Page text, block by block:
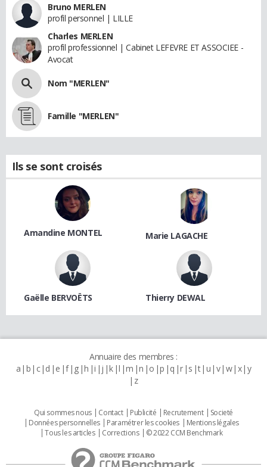
Bruno MERLEN
profil personnel | LILLE
Charles MERLEN
profil professionnel | Cabinet LEFEVRE ET ASSOCIEE -
Avocat
Nom "MERLEN"
Famille "MERLEN"
Ils se sont croisés
Amandine MONTEL Marie LAGACHE
Gaëlle BERVOËTS Thierry DEWAL
Annuaire des membres :
a b c d e f g h i j k l m n o p q r s t u v w x y
z
Qui sommes nous Contact Publicité Recrutement
Societé
Données personnelles
Paramétrer les cookies
Mentions légales
Tous les articles
Corrections © 2022 CCM Benchmark